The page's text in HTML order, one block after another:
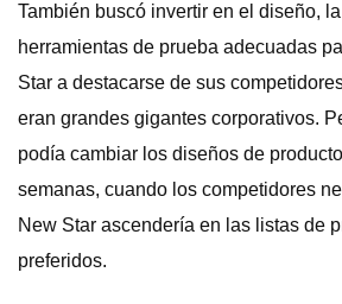
También buscó invertir en el diseño,
herramientas de prueba adecuadas
Star a destacarse de sus
eran grandes gigantes corporativos.
podía cambiar los diseños de
semanas, cuando los competidores
New Star ascendería en las listas de
preferidos.